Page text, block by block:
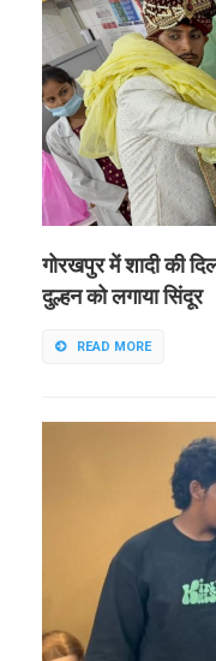
गोरखपुर में शादी की
दुल्हन को लगाया सिंदूर
READ MORE